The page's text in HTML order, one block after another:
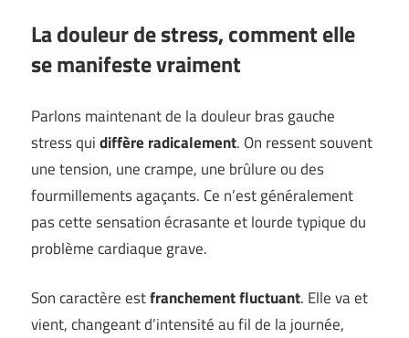
La douleur de stress, comment elle
se manifeste vraiment
Parlons maintenant de la douleur bras gauche
stress quidiffère radicalement. On ressent souvent
une tension, une crampe, une brûlure ou des
fourmillements agaçants. Ce n’est généralement
pas cette sensation écrasante et lourde typique du
problème cardiaque grave.
Son caractère estfranchement fluctuant. Elle va et
vient, changeant d’intensité au fil de la journée,